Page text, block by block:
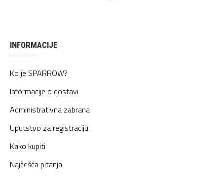
INFORMACIJE
Ko je SPARROW?
Informacije o dostavi
Administrativna zabrana
Uputstvo za registraciju
Kako kupiti
Najčešća pitanja